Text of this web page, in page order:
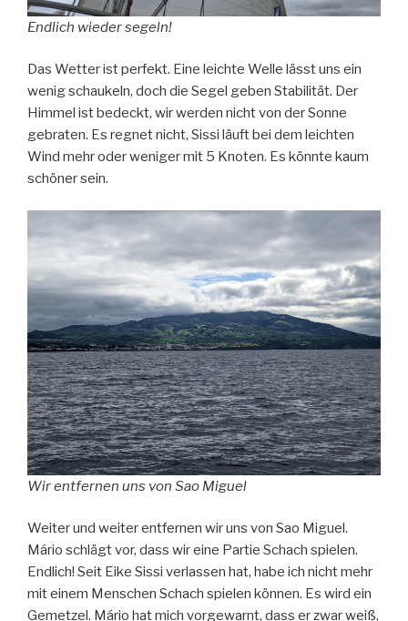
Endlich wieder segeln!
Das Wetter ist perfekt. Eine leichte Welle lässt uns ein
wenig schaukeln, doch die Segel geben Stabilität. Der
Himmel ist bedeckt, wir werden nicht von der Sonne
gebraten. Es regnet nicht, Sissi läuft bei dem leichten
Wind mehr oder weniger mit 5 Knoten. Es könnte kaum
schöner sein.
Wir entfernen uns von Sao Miguel
Weiter und weiter entfernen wir uns von Sao Miguel.
Mário schlägt vor, dass wir eine Partie Schach spielen.
Endlich! Seit Eike Sissi verlassen hat, habe ich nicht mehr
mit einem Menschen Schach spielen können. Es wird ein
Gemetzel. Mário hat mich vorgewarnt, dass er zwar weiß,